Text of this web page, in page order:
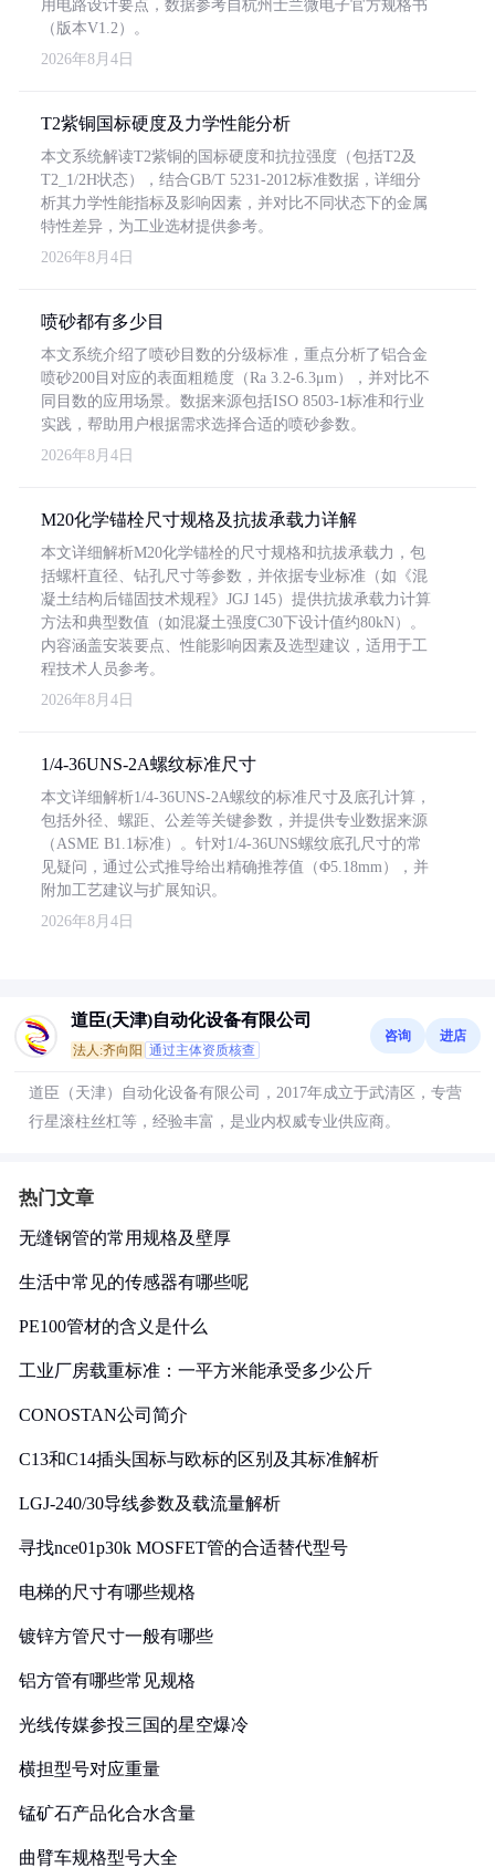
用电路设计要点，数据参考自杭州士兰微电子官方规格书
（版本V1.2）。
2026年8月4日
T2紫铜国标硬度及力学性能分析
本文系统解读T2紫铜的国标硬度和抗拉强度（包括T2及
T2_1/2H状态），结合GB/T 5231-2012标准数据，详细分
析其力学性能指标及影响因素，并对比不同状态下的金属
特性差异，为工业选材提供参考。
2026年8月4日
喷砂都有多少目
本文系统介绍了喷砂目数的分级标准，重点分析了铝合金
喷砂200目对应的表面粗糙度（Ra 3.2-6.3μm），并对比不
同目数的应用场景。数据来源包括ISO 8503-1标准和行业
实践，帮助用户根据需求选择合适的喷砂参数。
2026年8月4日
M20化学锚栓尺寸规格及抗拔承载力详解
本文详细解析M20化学锚栓的尺寸规格和抗拔承载力，包
括螺杆直径、钻孔尺寸等参数，并依据专业标准（如《混
凝土结构后锚固技术规程》JGJ 145）提供抗拔承载力计算
方法和典型数值（如混凝土强度C30下设计值约80kN）。
内容涵盖安装要点、性能影响因素及选型建议，适用于工
程技术人员参考。
2026年8月4日
1/4-36UNS-2A螺纹标准尺寸
本文详细解析1/4-36UNS-2A螺纹的标准尺寸及底孔计算，
包括外径、螺距、公差等关键参数，并提供专业数据来源
（ASME B1.1标准）。针对1/4-36UNS螺纹底孔尺寸的常
见疑问，通过公式推导给出精确推荐值（Φ5.18mm），并
附加工艺建议与扩展知识。
2026年8月4日
道臣(天津)自动化设备有限公司
法人:齐向阳 通过主体资质核查
咨询 进店
道臣（天津）自动化设备有限公司，2017年成立于武清区，专营
行星滚柱丝杠等，经验丰富，是业内权威专业供应商。
热门文章
无缝钢管的常用规格及壁厚
生活中常见的传感器有哪些呢
PE100管材的含义是什么
工业厂房载重标准：一平方米能承受多少公斤
CONOSTAN公司简介
C13和C14插头国标与欧标的区别及其标准解析
LGJ-240/30导线参数及载流量解析
寻找nce01p30k MOSFET管的合适替代型号
电梯的尺寸有哪些规格
镀锌方管尺寸一般有哪些
铝方管有哪些常见规格
光线传媒参投三国的星空爆冷
横担型号对应重量
锰矿石产品化合水含量
曲臂车规格型号大全